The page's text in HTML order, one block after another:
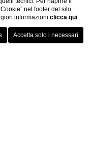
Resort
Capo TestaPRENOTA
nel footer del sito
informazioni clicca qui.